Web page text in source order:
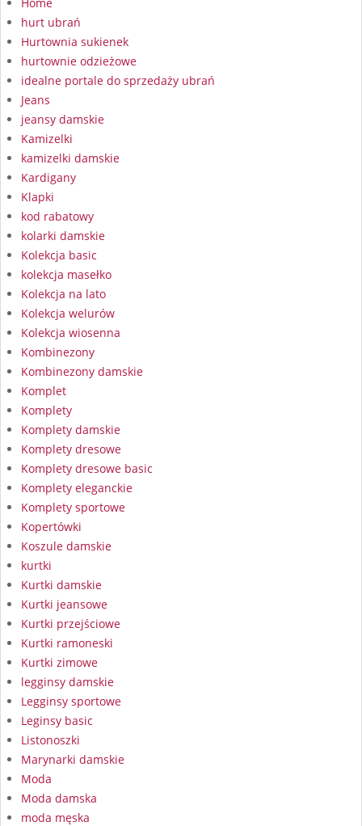
hurt ubrań
Hurtownia sukienek
hurtownie odzieżowe
idealne portale do sprzedaży ubrań
Jeans
jeansy damskie
Kamizelki
kamizelki damskie
Kardigany
Klapki
kod rabatowy
kolarki damskie
Kolekcja basic
kolekcja masełko
Kolekcja na lato
Kolekcja welurów
Kolekcja wiosenna
Kombinezony
Kombinezony damskie
Komplet
Komplety
Komplety damskie
Komplety dresowe
Komplety dresowe basic
Komplety eleganckie
Komplety sportowe
Kopertówki
Koszule damskie
kurtki
Kurtki damskie
Kurtki jeansowe
Kurtki przejściowe
Kurtki ramoneski
Kurtki zimowe
legginsy damskie
Legginsy sportowe
Leginsy basic
Listonoszki
Marynarki damskie
Moda
Moda damska
moda męska